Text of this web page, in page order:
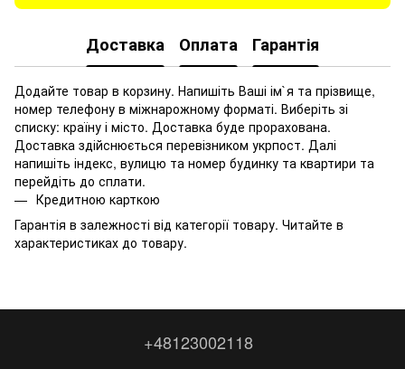
Доставка Оплата Гарантія
Додайте товар в корзину. Напишіть Ваші ім`я та прізвище,
номер телефону в міжнарожному форматі. Виберіть зі
списку: країну і місто. Доставка буде прорахована.
Доставка здійснюється перевізником укрпост. Далі
напишіть індекс, вулицю та номер будинку та квартири та
перейдіть до сплати.
Кредитною карткою
Гарантія в залежності від категорії товару. Читайте в
характеристиках до товару.
+48123002118